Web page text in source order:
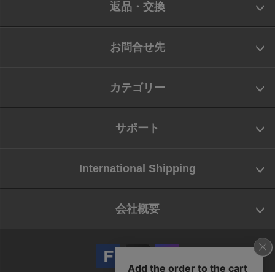
返品・交換
お問合せ先
カテゴリー
サポート
International Shipping
会社概要